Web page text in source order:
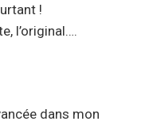
!
l’original….
dans mon